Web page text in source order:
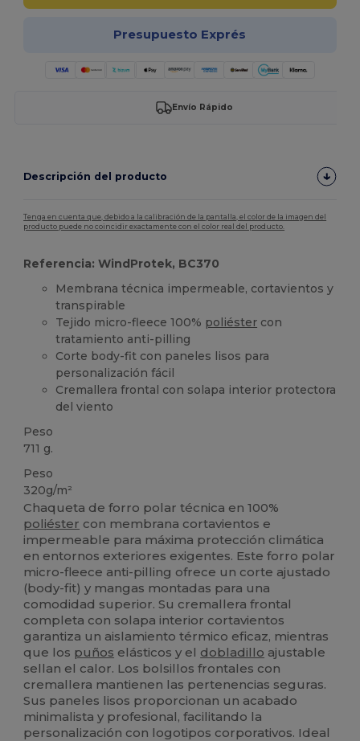
Presupuesto Exprés
Envío Rápido
Descripción del producto
Tenga en cuenta que, debido a la calibración de la pantalla, el color de la imagen del
producto puede no coincidir exactamente con el color real del producto.
Referencia: WindProtek, BC370
Membrana técnica impermeable, cortavientos y
transpirable
Tejido micro-fleece 100% poliéster con
tratamiento anti-pilling
Corte body-fit con paneles lisos para
personalización fácil
Cremallera frontal con solapa interior protectora
del viento
Peso
711 g.
Peso
320g/m²
Chaqueta de forro polar técnica en 100%
poliéster con membrana cortavientos e
impermeable para máxima protección climática
en entornos exteriores exigentes. Este forro polar
micro-fleece anti-pilling ofrece un corte ajustado
(body-fit) y mangas montadas para una
comodidad superior. Su cremallera frontal
completa con solapa interior cortavientos
garantiza un aislamiento térmico eficaz, mientras
que los puños elásticos y el dobladillo ajustable
sellan el calor. Los bolsillos frontales con
cremallera mantienen las pertenencias seguras.
Sus paneles lisos proporcionan un acabado
minimalista y profesional, facilitando la
personalización con logotipos corporativos. Ideal